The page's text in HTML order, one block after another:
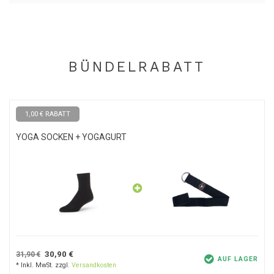
geöffnet wurde, können wir Wertersatz berechnen, da wir dieses
BÜNDELRABATT
1,00 € RABATT
YOGA SOCKEN + YOGAGURT
31,90 € 30,90 €
* Inkl. MwSt. zzgl. Versandkosten
AUF LAGER